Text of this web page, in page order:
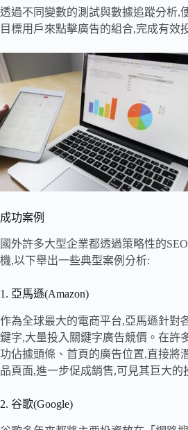
透過不同變數的測試與數據追蹤分析,
目標用戶來點擊廣告的組合,完成有效
成功案例
國外許多大型企業都透過策略性的
機,以下舉出一些典型案例分析:
1. 亞馬遜(Amazon)
作為全球最大的電商平台,亞馬遜針對
鍵字,大量投入關鍵字廣告競價。在許
功佔據頭條、首頁的廣告位置,直接將
品頁面,進一步促成銷售,可見其巨大的
2. 谷歌(Google)